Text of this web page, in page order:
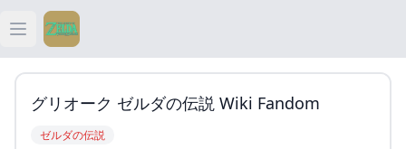
Open main menu
ティアキン
グリオーク ゼルダの伝説 Wiki Fandom
ゼルダの伝説